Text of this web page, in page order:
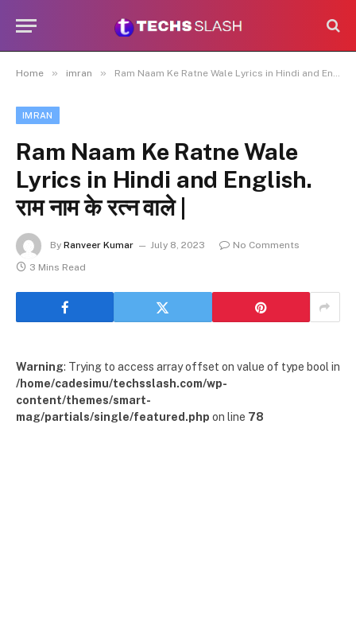
Home » imran » Ram Naam Ke Ratne Wale Lyrics in Hindi and English. राम नाम के रत्न वाले |
IMRAN
Ram Naam Ke Ratne Wale
Lyrics in Hindi and English.
राम नाम के रत्न वाले |
By Ranveer Kumar July 8, 2023
No Comments
3 Mins Read
Warning: Trying to access array offset on value of type bool in
/home/cadesimu/techsslash.com/wp-
content/themes/smart-
mag/partials/single/featured.php on line 78